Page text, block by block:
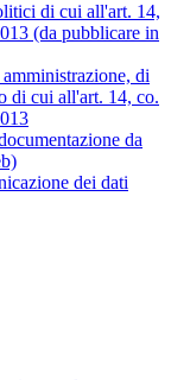
di cui all'art. 14,
(da pubblicare in
di
di cui all'art. 14, co.
da
dei dati